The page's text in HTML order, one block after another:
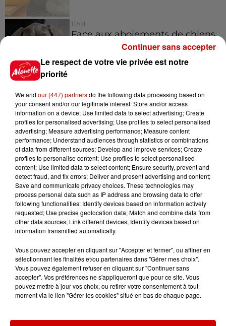
11h11
Face aux aboiements de chiens
bruyants, cette commune de
Jeux Voir plus
Gagnez vos places pour
l'événement Ride the Show à
Morlaix !
Gagnez vos places pour le
festival Marché Gourmand 2026
à Coulon !
Le Duel - Gagnez vos entrées
pour le parc animalier de votre
choix !
Le respect de votre vie privée est notre
priorité
We and our (447) partnersdo the following data processing based on
your consent and/or our legitimate interest: Store and/or access
information on a device; Use limited data to select advertising; Create
profiles for personalised advertising; Use profiles to select personalised
advertising; Measure advertising performance; Measure content
performance; Understand audiences through statistics or combinations
of data from different sources; Develop and improve services; Create
profiles to personalise content; Use profiles to select personalised
content; Use limited data to select content; Ensure security, prevent and
detect fraud, and fix errors; Deliver and present advertising and content;
Save and communicate privacy choices. These technologies may
process personal data such as IP address and browsing data to offer
following functionalities: Identify devices based on information actively
requested; Use precise geolocation data; Match and combine data from
other data sources; Link different devices; Identify devices based on
information transmitted automatically.
Vous pouvez accepter en cliquant sur "Accepter et fermer", ou affiner en
sélectionnant les finalités et/ou partenaires dans "Gérer mes choix".
Vous pouvez également refuser en cliquant sur "Continuer sans
accepter". Vos préférences ne s'appliqueront que pour ce site. Vous
pouvez mettre à jour vos choix, ou retirer votre consentement à tout
moment via le lien "Gérer les cookies" situé en bas de chaque page.
Continuer sans accepter